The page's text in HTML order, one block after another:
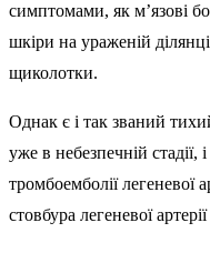
симптомами, як м’язові
шкіри на ураженій
щиколотки.
Однак є і так званий
уже в небезпечній стадії,
тромбоемболії легеневої
стовбура легеневої